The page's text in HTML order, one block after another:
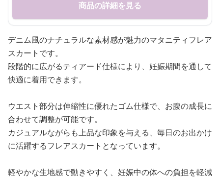
商品の詳細を見る
デニム風のナチュラルな素材感が魅力のマタニティフレア
スカートです。
段階的に広がるティアード仕様により、妊娠期間を通して
快適に着用できます。
ウエスト部分は伸縮性に優れたゴム仕様で、お腹の成長に
合わせて調整が可能です。
カジュアルながらも上品な印象を与える、毎日のお出かけ
に活躍するフレアスカートとなっています。
軽やかな生地感で動きやすく、妊娠中の体への負担を軽減